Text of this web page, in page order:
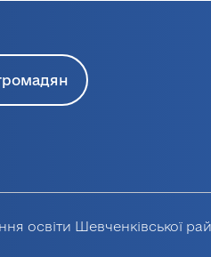
освіти Шевченківської